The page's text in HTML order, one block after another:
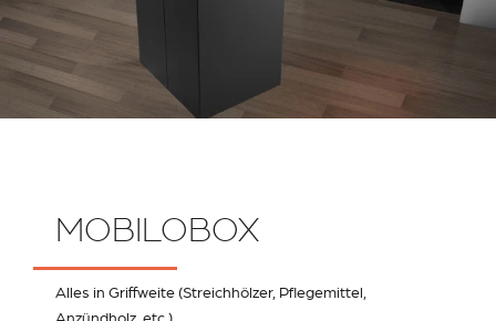
MOBILOBOX
Alles in Griffweite (Streichhölzer, Pflegemittel,
Anzündholz, etc.).